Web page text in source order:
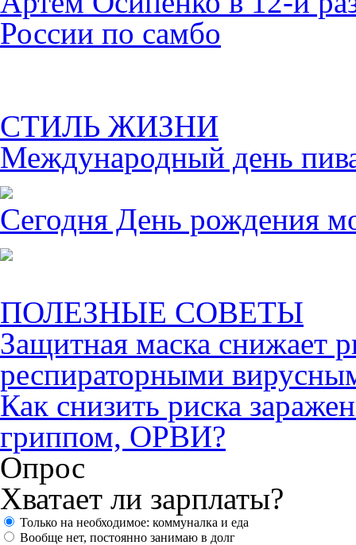
России по самбо
СТИЛЬ ЖИЗНИ
Международный день
Сегодня День рождения
ПОЛЕЗНЫЕ СОВЕТЫ
Защитная маска снижает
респираторными
Как снизить риска
гриппом, ОРВИ?
Опрос
Хватает ли зарплаты?
Только на необходимое: коммуналка и еда
Вообще нет, постоянно занимаю в долг